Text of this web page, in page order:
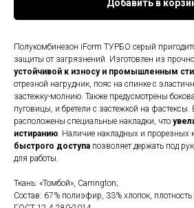
Добавить в
Полукомбинезон iForm ТУРБО серый
защиты от загрязнений. Изготовлен из
устойчивой к износу и промышленным
отрезной нагрудник, пояс на спинке с
застежку-молнию. Также предусмотрены
пуговицы, и бретели с застежкой на фастексы.
расположены специальные накладки, что
истиранию. Наличие накладных и прорезных
быстрого доступа позволяет держать под
для работы.
Ткань: «Томбой», Carrington;
Состав: 67% полиэфир, 33% хлопок,